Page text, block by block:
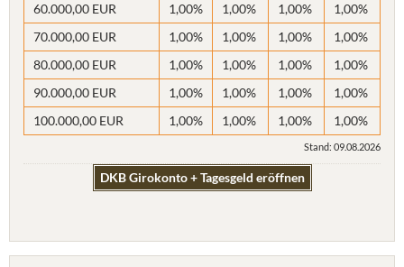
60.000,00 EUR
1,00% 1,00% 1,00%
1,00%
70.000,00 EUR
1,00% 1,00% 1,00%
1,00%
80.000,00 EUR
1,00% 1,00% 1,00%
1,00%
90.000,00 EUR
1,00% 1,00% 1,00%
1,00%
100.000,00 EUR
1,00% 1,00% 1,00% 1,00%
Stand: 09.08.2026
DKB Girokonto + Tagesgeld eröffnen